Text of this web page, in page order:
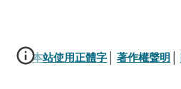
本站使用正體字 著作權聲明